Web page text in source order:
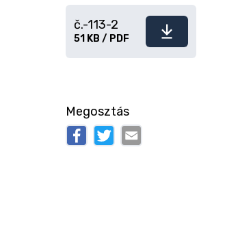
Fájl
č.-113-2
51 KB / PDF
Megosztás